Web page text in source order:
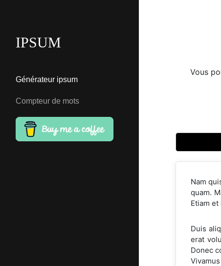
IPSUM
Générateur ipsum
Compteur de mots
Vous
Nam
quam.
Etiam
Duis
erat
Donec